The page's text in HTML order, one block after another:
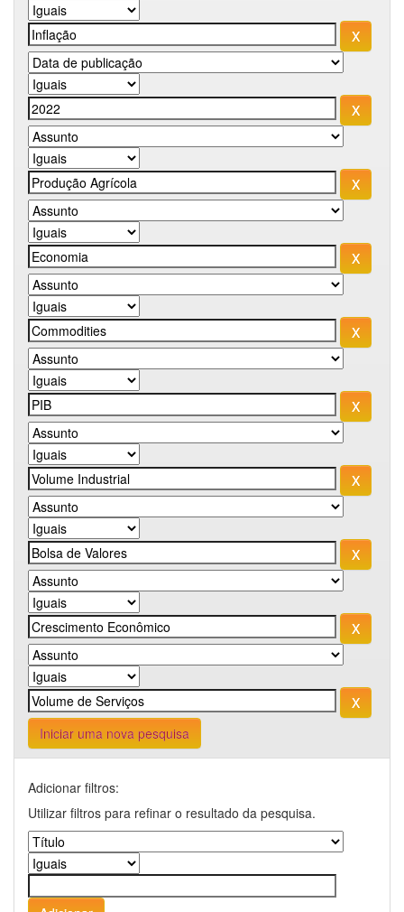
Iniciar uma nova pesquisa
Adicionar filtros:
Utilizar filtros para refinar o resultado da pesquisa.